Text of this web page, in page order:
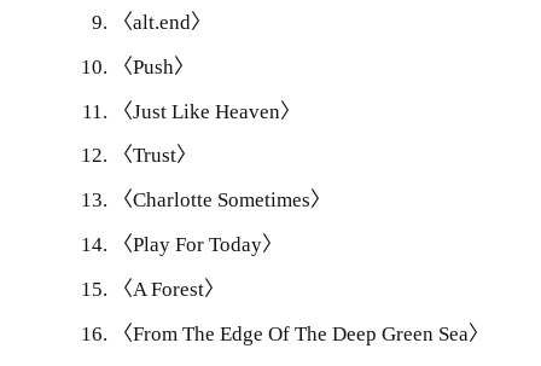
〈alt.end〉
〈Push〉
〈Just Like Heaven〉
〈Trust〉
〈Charlotte Sometimes〉
〈Play For Today〉
〈A Forest〉
〈From The Edge Of The Deep Green Sea〉